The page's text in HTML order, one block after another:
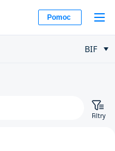
Pomoc
BIF
Filtry